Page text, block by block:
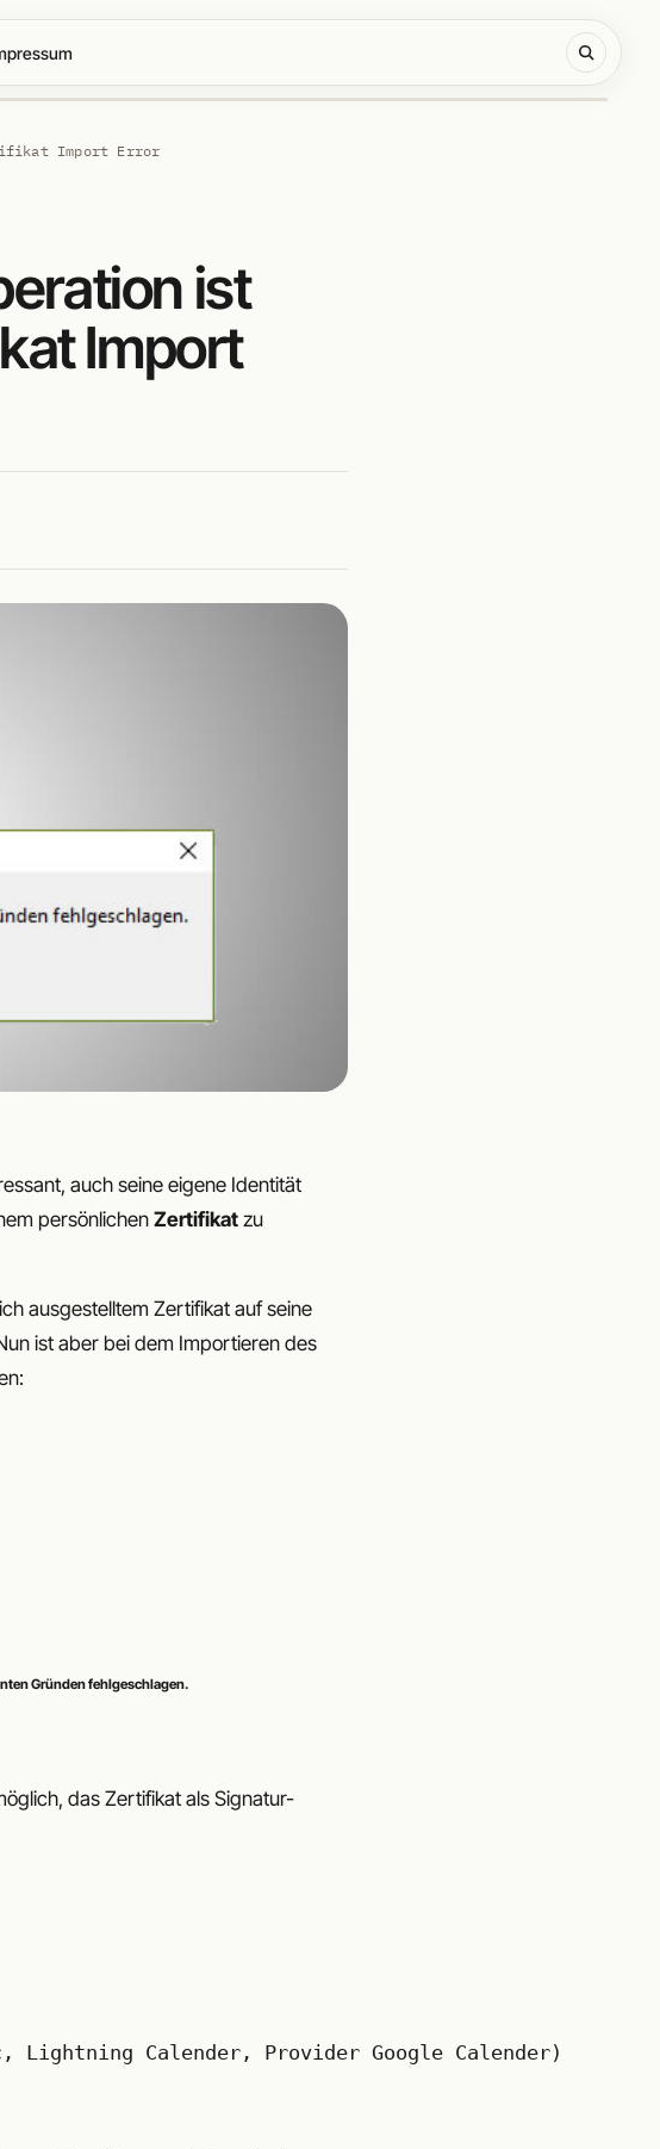
Import Error
ist
Import
auch seine eigene Identität
persönlichen Zertifikat zu
ausgestelltem Zertifikat auf seine
ist aber bei dem Importieren des
Gründen fehlgeschlagen.
das Zertifikat als Signatur-
Lightning Calender, Provider Google Calender)